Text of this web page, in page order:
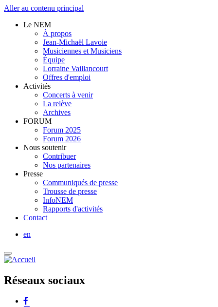
Aller au contenu principal
Le NEM
À propos
Jean-Michaël Lavoie
Musiciennes et Musiciens
Équipe
Lorraine Vaillancourt
Offres d'emploi
Activités
Concerts à venir
La relève
Archives
FORUM
Forum 2025
Forum 2026
Nous soutenir
Contribuer
Nos partenaires
Presse
Communiqués de presse
Trousse de presse
InfoNEM
Rapports d'activités
Contact
en
Réseaux sociaux